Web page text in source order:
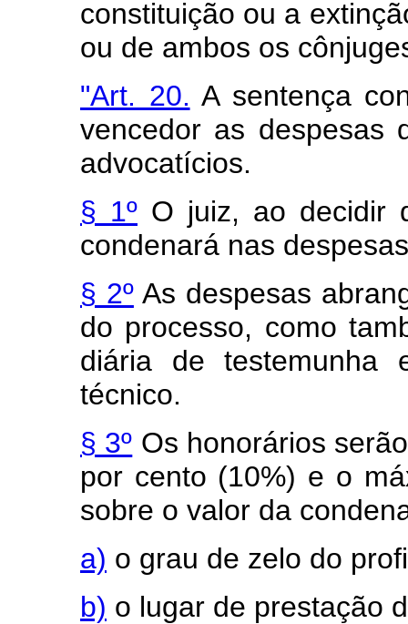
constituição ou a
ou de ambos os
"Art. 20. A sentença
vencedor as despesas
advocatícios.
§ 1º O juiz, ao decidir
condenará nas
§ 2ºAs despesas
do processo, como
diária de testemunha
técnico.
§ 3º Os honorários
por cento (10%) e o
sobre o valor da
a) o grau de zelo do
b) o lugar de prestação